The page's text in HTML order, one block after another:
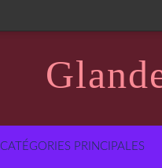
CATÉGORIES PRINCIPALES